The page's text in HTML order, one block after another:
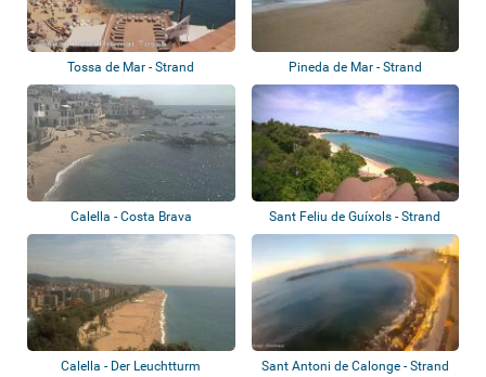
Tossa de Mar - Strand Pineda de Mar - Strand
Calella - Costa Brava Sant Feliu de Guíxols - Strand
Calella - Der Leuchtturm Sant Antoni de Calonge - Strand